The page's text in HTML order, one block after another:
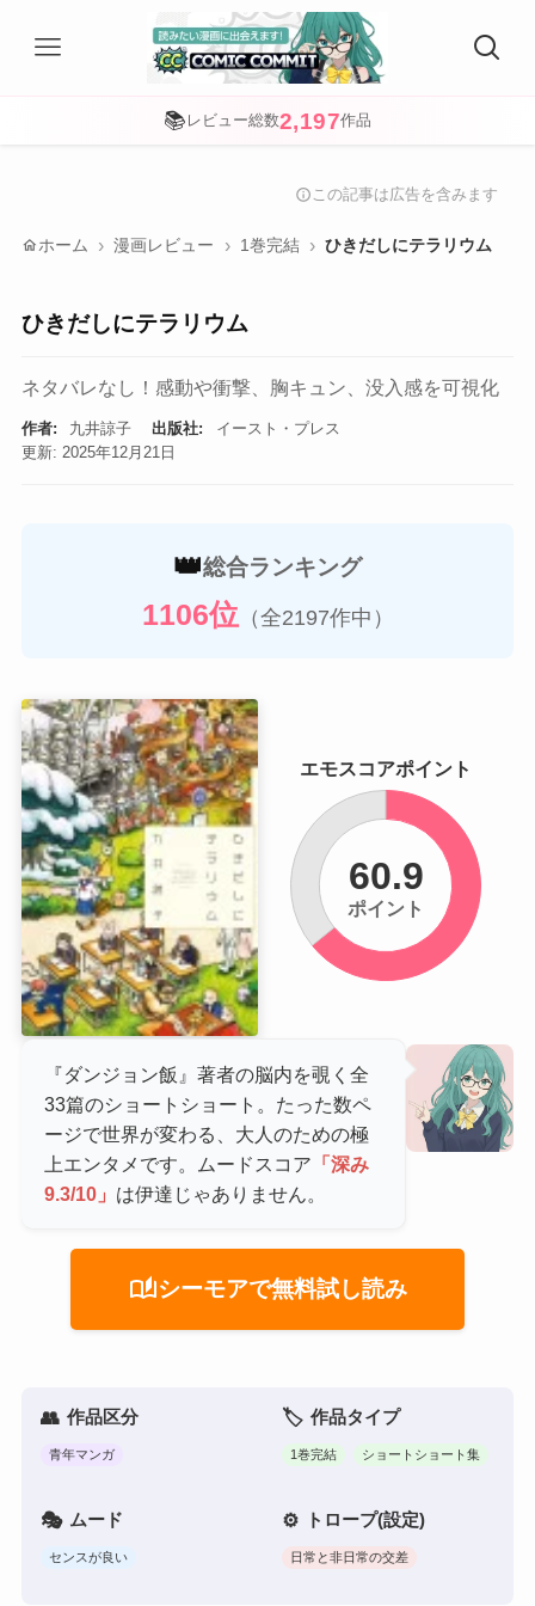
📚 レビュー総数2,197作品
info この記事は広告を含みます
home ホーム 漫画レビュー 1巻完結 ひきだしにテラリウム
ひきだしにテラリウム
ネタバレなし！感動や衝撃、胸キュン、没入感を可視化
作者: 九井諒子 出版社:
イースト・プレス
更新: 2025年12月21日
👑総合ランキング
1106位（全2197作中）
『ダンジョン飯』著者の脳内を覗く全
33篇のショートショート。たった数ペ
ージで世界が変わる、大人のための極
上エンタメです。ムードスコア 「深み
9.3/10」 は伊達じゃありません。
auto_storiesシーモアで無料試し読み
エモスコアポイント
60.9
ポイント
作品区分
青年マンガ
作品タイプ
1巻完結 ショートショート集
ムード
センスが良い
トロープ(設定)
日常と非日常の交差